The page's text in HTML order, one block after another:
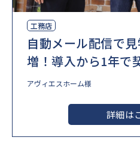
工務店
自動メール配信で
増！導入から1年で
アヴィエスホーム様
詳細は